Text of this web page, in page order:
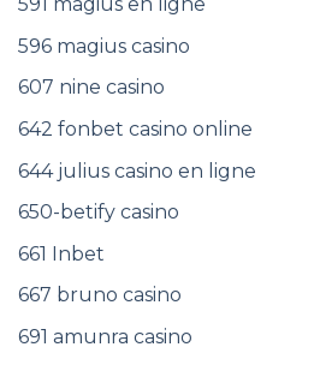
596 magius casino
607 nine casino
642 fonbet casino online
644 julius casino en ligne
650-betify casino
661 Inbet
667 bruno casino
691 amunra casino